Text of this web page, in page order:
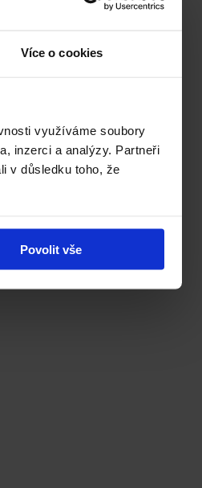
Více o cookies
využíváme soubory
inzerci a analýzy. Partneři
v důsledku toho, že
Povolit vše